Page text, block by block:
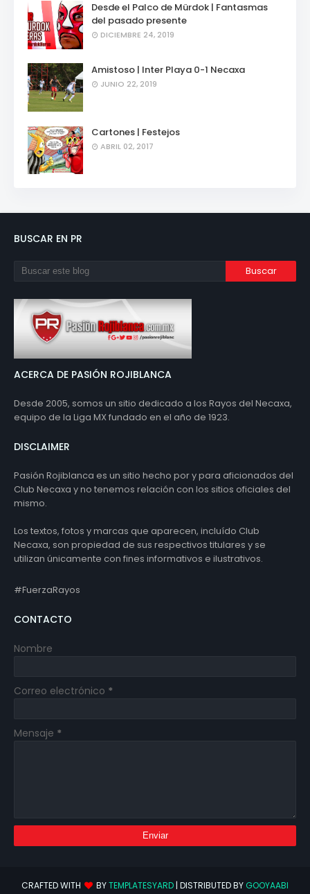
Desde el Palco de Mürdok | Fantasmas
del pasado presente
DICIEMBRE 24, 2019
Amistoso | Inter Playa 0-1 Necaxa
JUNIO 22, 2019
Cartones | Festejos
ABRIL 02, 2017
BUSCAR EN PR
ACERCA DE PASIÓN ROJIBLANCA
Desde 2005, somos un sitio dedicado a los Rayos del Necaxa,
equipo de la Liga MX fundado en el año de 1923.
DISCLAIMER
Pasión Rojiblanca es un sitio hecho por y para aficionados del
Club Necaxa y no tenemos relación con los sitios oficiales del
mismo.
Los textos, fotos y marcas que aparecen, incluído Club
Necaxa, son propiedad de sus respectivos titulares y se
utilizan únicamente con fines informativos e ilustrativos.
#FuerzaRayos
CONTACTO
Nombre
Correo electrónico *
Mensaje *
CRAFTED WITH BYTEMPLATESYARD | DISTRIBUTED BY GOOYAABI